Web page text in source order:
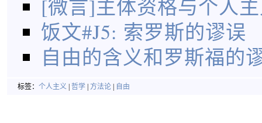
[微言]主体资格与个人
饭文#J5: 索罗斯的谬误
自由的含义和罗斯福的
标签： 个人主义 哲学 方法论 自由